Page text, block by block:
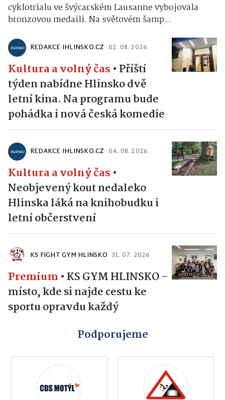
cyklotrialu ve švýcarském Lausanne vybojovala
bronzovou medaili. Na světovém šamp...
REDAKCE IHLINSKO.CZ 02. 08. 2026
Kultura a volný čas • Příští
týden nabídne Hlinsko dvě
letní kina. Na programu bude
pohádka i nová česká komedie
REDAKCE IHLINSKO.CZ 04. 08. 2026
Kultura a volný čas •
Neobjevený kout nedaleko
Hlinska láká na knihobudku i
letní občerstvení
KS FIGHT GYM HLINSKO 31. 07. 2026
Premium • KS GYM HLINSKO –
místo, kde si najde cestu ke
sportu opravdu každý
Podporujeme